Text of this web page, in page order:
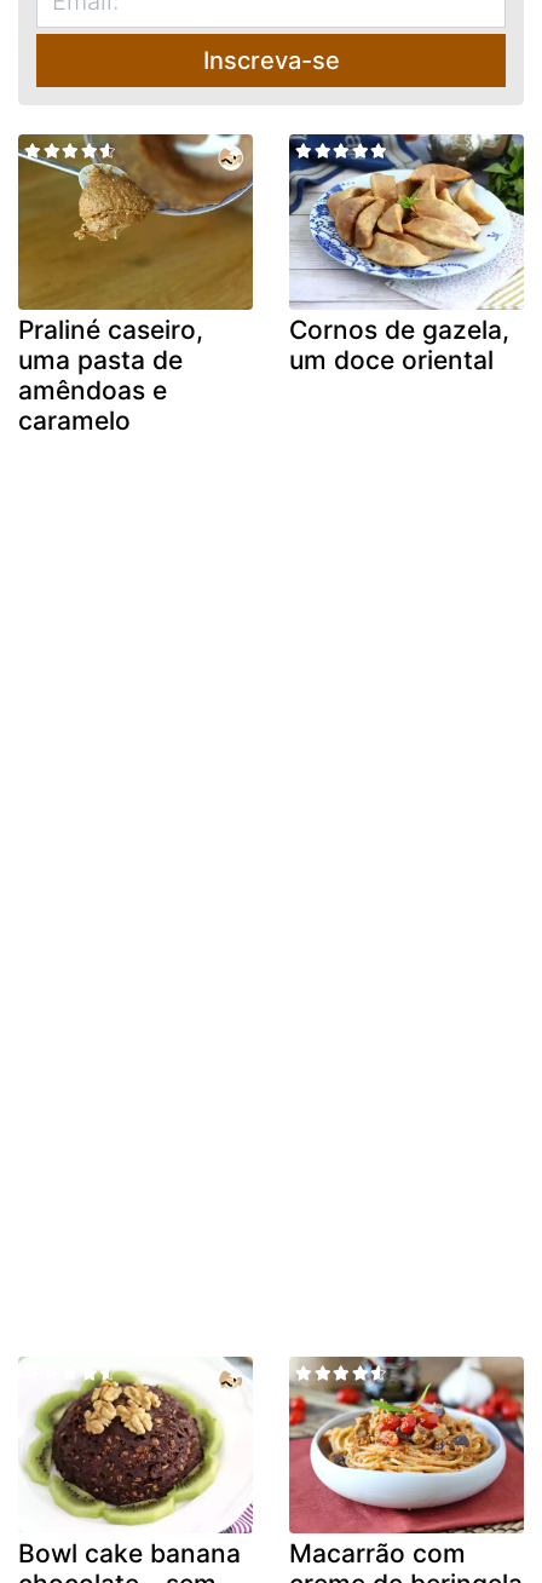
Inscreva-se
Praliné caseiro,
uma pasta de
amêndoas e
caramelo
Cornos de gazela,
um doce oriental
Bowl cake banana
Macarrão com